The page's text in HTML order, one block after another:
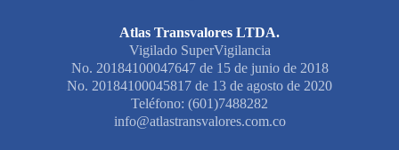
Atlas Transvalores LTDA.
Vigilado SuperVigilancia
No. 20184100047647 de 15 de junio de 2018
No. 20184100045817 de 13 de agosto de 2020
Teléfono: (601)7488282
info@atlastransvalores.com.co